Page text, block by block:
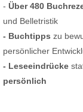
- Über 480
und Belletristik
- Buchtipps zu
persönlicher
- Leseeindrücke
persönlich